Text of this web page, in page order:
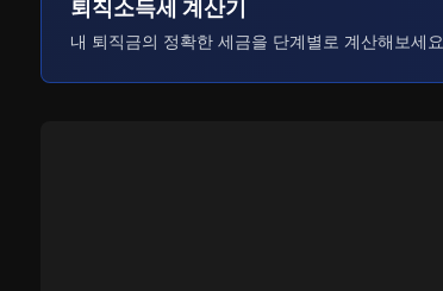
퇴직소득세 계산기
내 퇴직금의 정확한 세금을 단계별로 계산해보세요